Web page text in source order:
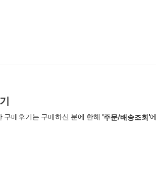
구매후기는 구매하신 분에 한해 '주문/배송조회'